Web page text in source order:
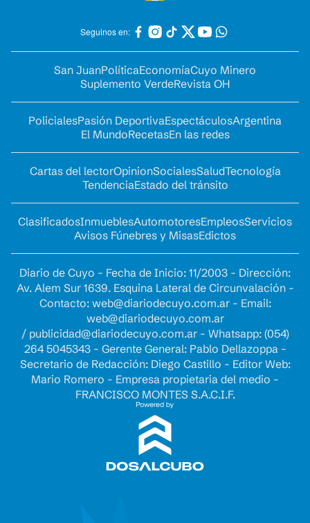
Seguinos en:
San JuanPolíticaEconomíaCuyo Minero
Suplemento VerdeRevista OH
PolicialesPasión DeportivaEspectáculosArgentina
El MundoRecetasEn las redes
Cartas del lectorOpinionSocialesSaludTecnología
TendenciaEstado del tránsito
ClasificadosInmueblesAutomotoresEmpleosServicios
Avisos Fúnebres y MisasEdictos
Diario de Cuyo - Fecha de Inicio: 11/2003 - Dirección:
Av. Alem Sur 1639. Esquina Lateral de Circunvalación -
Contacto: web@diariodecuyo.com.ar- Email:
web@diariodecuyo.com.ar
/ publicidad@diariodecuyo.com.ar- Whatsapp: (054)
264 5045343 - Gerente General: Pablo Dellazoppa -
Secretario de Redacción: Diego Castillo - Editor Web:
Mario Romero - Empresa propietaria del medio -
FRANCISCO MONTES S.A.C.I.F.